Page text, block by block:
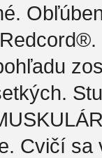
Cvičí